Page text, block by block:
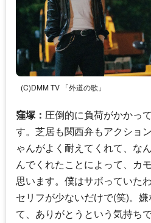
(C)DMM TV 「外道の歌」
窪塚： 圧倒的に負荷がかかっ
す。芝居も関西弁もアクショ
ゃんがよく耐えてくれて、な
んでくれたことによって、カ
思います。僕はサボっていた
セリフが少ないだけで(笑)。
て、ありがとうという気持ちで